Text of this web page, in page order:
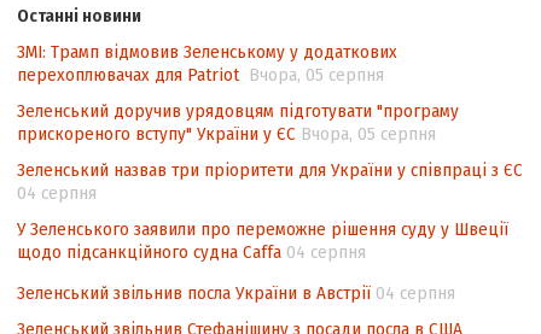
походження товарів відповідно до
Угоди про торговельні аспекти прав
інтелектуальної власності (TRIPS) у
контексті євроінтеграції
Аналіз виборчого законодавства щодо
невизначеності механізму повторного
Інформаційна безпека суспільства
Останні новини
ЗМІ: Трамп відмовив Зеленському у додаткових
перехоплювачах для Patriot Вчора, 05 серпня
Зеленський доручив урядовцям підготувати "програму
прискореного вступу" України у ЄС Вчора, 05 серпня
Зеленський назвав три пріоритети для України у співпраці з ЄС
04 серпня
У Зеленського заявили про переможне рішення суду у Швеції
щодо підсанкційного судна Caffa 04 серпня
Зеленський звільнив посла України в Австрії 04 серпня
Зеленський звільнив Стефанішину з посади посла в США